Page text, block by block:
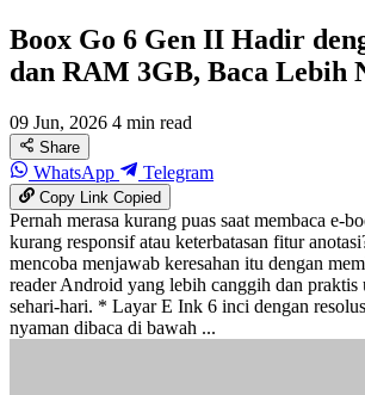
Boox Go 6 Gen II Hadir
dan RAM 3GB, Baca Lebih
09 Jun, 2026 4 min read
Share
WhatsApp Telegram
Copy LinkCopied
Pernah merasa kurang puas saat membaca e-
kurang responsif atau keterbatasan fitur
mencoba menjawab keresahan itu dengan
reader Android yang lebih canggih dan praktis
sehari-hari. * Layar E Ink 6 inci dengan
nyaman dibaca di bawah ...